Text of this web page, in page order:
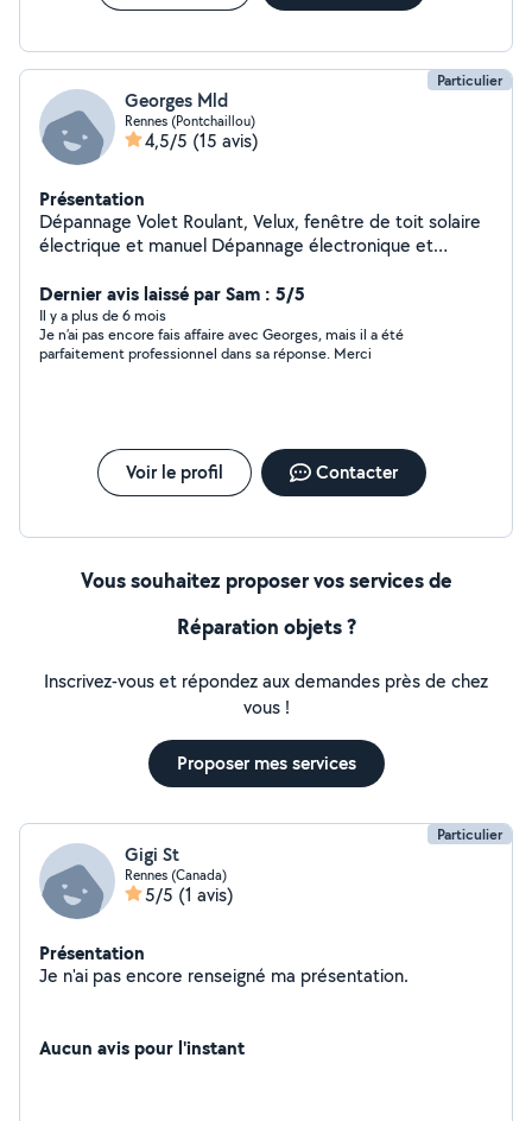
Particulier
Georges Mld
Rennes (Pontchaillou)
4,5/5 (15 avis)
Présentation
Dépannage Volet Roulant, Velux, fenêtre de toit solaire
électrique et manuel Dépannage électronique et
à me faire une demande privée.
Dernier avis laissé par Sam : 5/5
Il y a plus de 6 mois
Je n’ai pas encore fais affaire avec Georges, mais il a été
parfaitement professionnel dans sa réponse. Merci
Voir le profil Contacter
Vous souhaitez proposer vos services de
Réparation objets ?
Inscrivez-vous et répondez aux demandes près de chez
vous !
Proposer mes services
Particulier
Gigi St
Rennes (Canada)
5/5 (1 avis)
Présentation
Je n'ai pas encore renseigné ma présentation.
Aucun avis pour l'instant